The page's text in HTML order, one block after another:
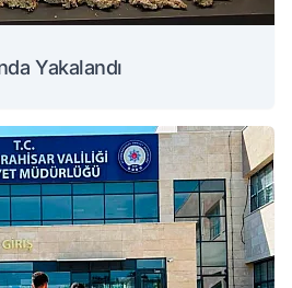
Yakalandı